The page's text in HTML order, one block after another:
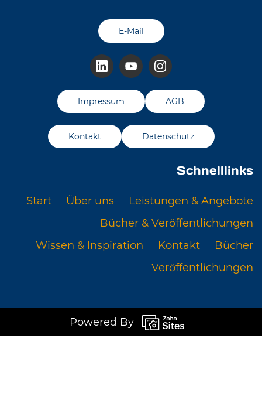
E-Mail
Impressum AGB
Kontakt Datenschutz
Schnelllinks
Start Über uns
Leistungen & Angebote
Bücher & Veröffentlichungen
Wissen & Inspiration
Kontakt
Bücher
Veröffentlichungen
Powered By